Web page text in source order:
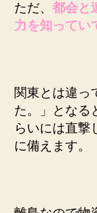
ただ、 都会と
力を知ってい
関東とは違っ
た。」となる
らいには直撃
に備えます。